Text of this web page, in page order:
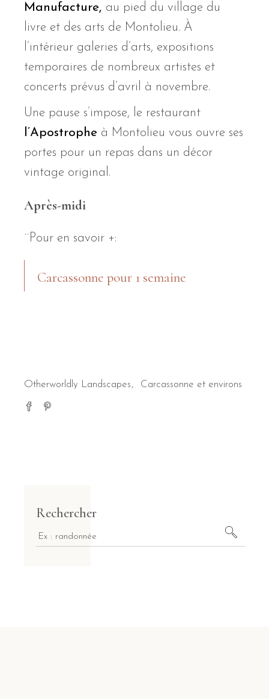
Manufacture, au pied du village du
livre et des arts de Montolieu. À
l’intérieur galeries d’arts, expositions
temporaires de nombreux artistes et
concerts prévus d’avril à novembre.
Une pause s’impose, le restaurant
l’Apostrophe à Montolieu vous ouvre ses
portes pour un repas dans un décor
vintage original.
Après-midi
¨Pour en savoir +:
Carcassonne pour 1 semaine
Otherworldly Landscapes Carcassonne et environs
Rechercher